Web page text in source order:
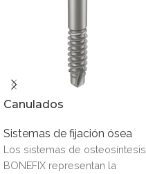
Canulados
Sistemas de fijación ósea
Los sistemas de osteosíntesis
BONEFIX representan la